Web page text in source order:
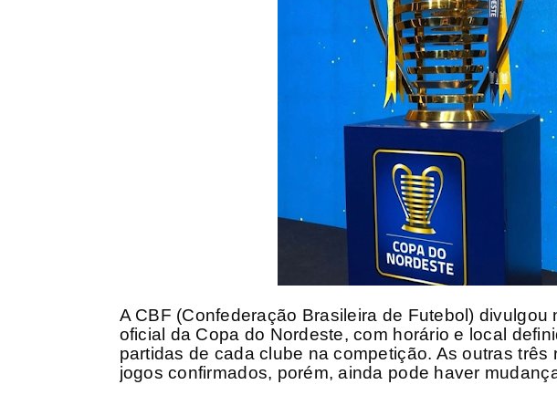
A CBF (Confederação Brasileira de Futebol) divulgou
oficial da Copa do Nordeste, com horário e local
partidas de cada clube na competição. As outras três
jogos confirmados, porém, ainda pode haver